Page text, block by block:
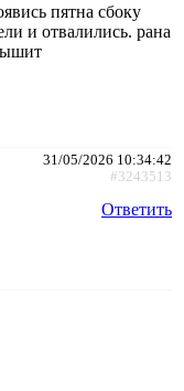
пятна сбоку
и отвалились. рана
31/05/2026 10:34:42
#3243513
Ответить